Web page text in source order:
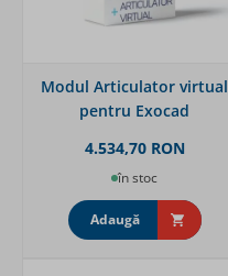
Modul Articulator virtual
pentru Exocad
4.534,70 RON
în stoc
Adaugă